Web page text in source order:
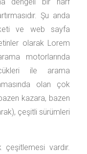
Şu anda
ve web sayfa
olarak Lorem
motorlarında
ile arama
olan çok
kazara, bazen
çeşitli sürümleri
çeşitlemesi vardır.